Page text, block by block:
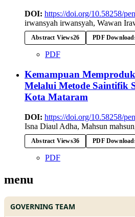
DOI: https://doi.org/10.58258/
irwansyah irwansyah, Wawan
Abstract Views26 PDF
PDF
Kemampuan
Melalui Metode Saintifik
Kota Mataram
DOI: https://doi.org/10.58258/
Isna Diaul Adha, Mahsun
Abstract Views36 PDF
PDF
menu
GOVERNING TEAM